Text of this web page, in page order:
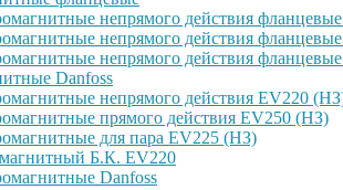
непрямого действия
непрямого действия
непрямого действия
Danfoss
непрямого действия EV220
прямого действия EV250 (НЗ)
для пара EV225 (НЗ)
Б.К. EV220
Danfoss